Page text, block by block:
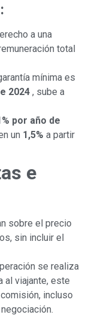
a una
total
mínima es
2024 , sube a
por año de
un 1,5% a partir
e
sobre el precio
sin incluir el
se realiza
al viajante, este
incluso